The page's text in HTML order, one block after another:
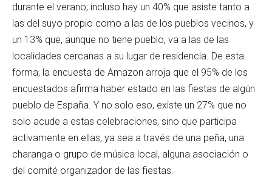
durante el verano; incluso hay un 40% que asiste tanto a
las del suyo propio como a las de los pueblos vecinos, y
un 13% que, aunque no tiene pueblo, va a las de las
localidades cercanas a su lugar de residencia. De esta
forma, la encuesta de Amazon arroja que el 95% de los
encuestados afirma haber estado en las fiestas de algún
pueblo de España. Y no solo eso, existe un 27% que no
solo acude a estas celebraciones, sino que participa
activamente en ellas, ya sea a través de una peña, una
charanga o grupo de música local, alguna asociación o
del comité organizador de las fiestas.